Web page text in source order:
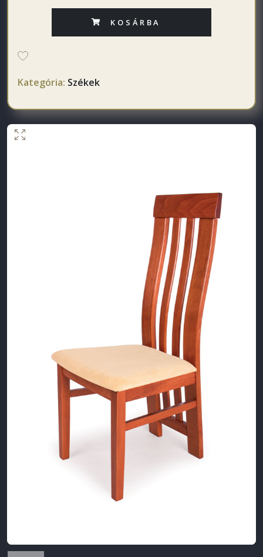
KOSÁRBA
Kategória: Székek